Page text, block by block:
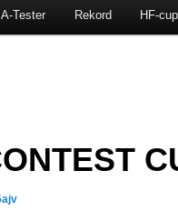
Tester Rekord HF-